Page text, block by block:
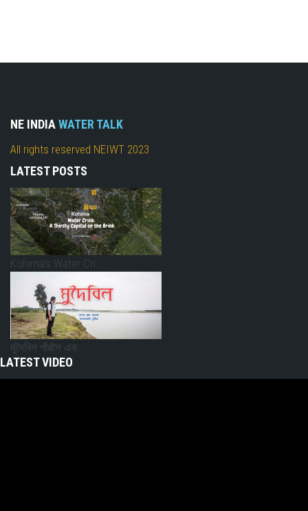
NE INDIAWATER TALK
All rights reserved NEIWT 2023
LATEST POSTS
Kohima’s Water Cri...
মুদৈবিল গাঁৱলৈ এক...
LATEST VIDEO